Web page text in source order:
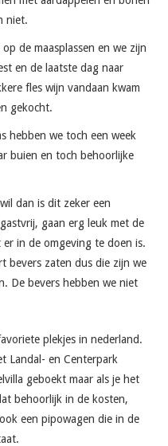
niet.
de maasplassen en we zijn
en de laatste dag naar
fles wijn vandaan kwam
gekocht.
hebben we toch een week
buien en toch behoorlijke
dan is dit zeker een
gaan erg leuk met de
in de omgeving te doen is.
bevers zaten dus die zijn we
De bevers hebben we niet
plekjes in nederland.
Landal- en Centerpark
geboekt maar als je het
behoorlijk in de kosten,
een pipowagen die in de